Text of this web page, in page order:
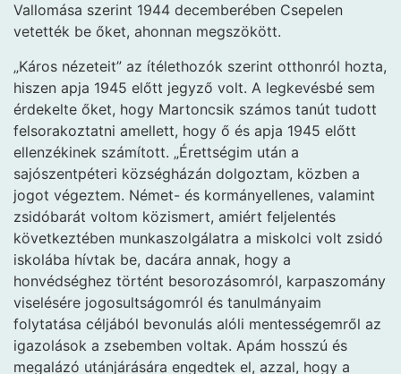
Vallomása szerint 1944 decemberében Csepelen
vetették be őket, ahonnan megszökött.
„Káros nézeteit” az ítélethozók szerint otthonról hozta,
hiszen apja 1945 előtt jegyző volt. A legkevésbé sem
érdekelte őket, hogy Martoncsik számos tanút tudott
felsorakoztatni amellett, hogy ő és apja 1945 előtt
ellenzékinek számított. „Érettségim után a
sajószentpéteri községházán dolgoztam, közben a
jogot végeztem. Német- és kormányellenes, valamint
zsidóbarát voltom közismert, amiért feljelentés
következtében munkaszolgálatra a miskolci volt zsidó
iskolába hívtak be, dacára annak, hogy a
honvédséghez történt besorozásomról, karpaszomány
viselésére jogosultságomról és tanulmányaim
folytatása céljából bevonulás alóli mentességemről az
igazolások a zsebemben voltak. Apám hosszú és
megalázó utánjárására engedtek el, azzal, hogy a